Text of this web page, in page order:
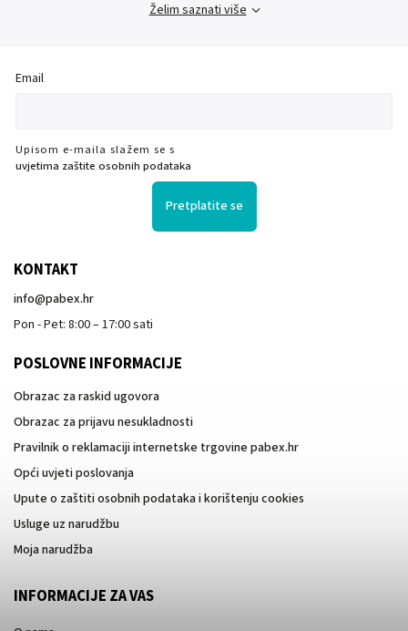
Želim saznati više
Email
Upisom e-maila slažem se s
uvjetima zaštite osobnih podataka
Pretplatite se
KONTAKT
info@pabex.hr
Pon - Pet: 8:00 – 17:00 sati
POSLOVNE INFORMACIJE
Obrazac za raskid ugovora
Obrazac za prijavu nesukladnosti
Pravilnik o reklamaciji internetske trgovine pabex.hr
Opći uvjeti poslovanja
Upute o zaštiti osobnih podataka i korištenju cookies
Usluge uz narudžbu
Moja narudžba
INFORMACIJE ZA VAS